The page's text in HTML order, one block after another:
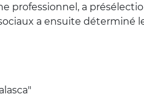
professionnel, a
a ensuite déterminé